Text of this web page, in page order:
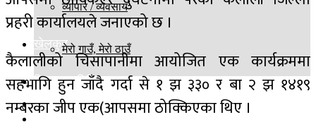
व्यापार / व्यवसाय
खेलकुद
विज्ञान प्रविधि
मेरो गाउँ, मेरो ठाउँ
बिश्व
प्रहरी कार्यालयले जनाएको छ ।
कैलालीको चिसापानीमा आयोजित एक कार्यक्रममा
सहभागि हुन जाँदै गर्दा से १ झ ३३० र बा २ झ १४१९
नम्बरका जीप एक(आपसमा ठोक्किएका थिए ।